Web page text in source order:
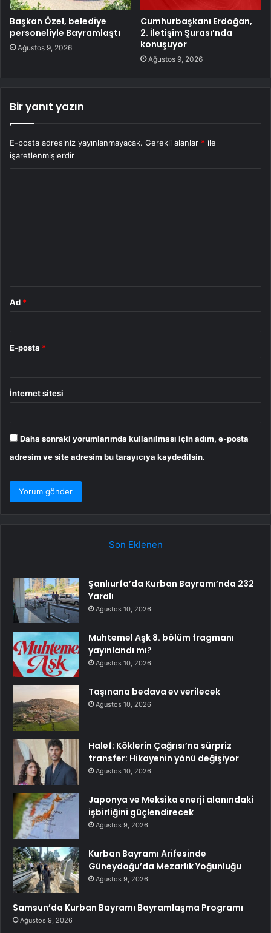
Başkan Özel, belediye
personeliyle Bayramlaştı
Ağustos 9, 2026
Cumhurbaşkanı Erdoğan,
2. İletişim Şurası’nda
konuşuyor
Ağustos 9, 2026
Bir yanıt yazın
E-posta adresiniz yayınlanmayacak. Gerekli alanlar * ile
işaretlenmişlerdir
Ad *
E-posta *
İnternet sitesi
Daha sonraki yorumlarımda kullanılması için adım, e-posta
adresim ve site adresim bu tarayıcıya kaydedilsin.
Son Eklenen
Şanlıurfa’da Kurban Bayramı’nda 232
Yaralı
Ağustos 10, 2026
Muhtemel Aşk 8. bölüm fragmanı
yayınlandı mı?
Ağustos 10, 2026
Taşınana bedava ev verilecek
Ağustos 10, 2026
Halef: Köklerin Çağrısı’na sürpriz
transfer: Hikayenin yönü değişiyor
Ağustos 10, 2026
Japonya ve Meksika enerji alanındaki
işbirliğini güçlendirecek
Ağustos 9, 2026
Kurban Bayramı Arifesinde
Güneydoğu’da Mezarlık Yoğunluğu
Ağustos 9, 2026
Samsun’da Kurban Bayramı Bayramlaşma Programı
Ağustos 9, 2026